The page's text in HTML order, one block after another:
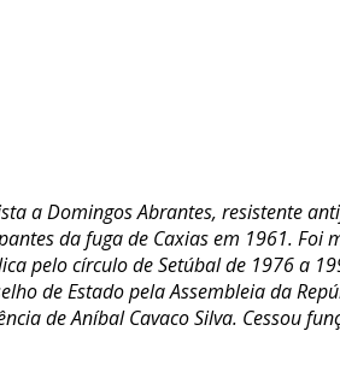
a Domingos Abrantes, resistente
da fuga de Caxias em 1961. Foi
pelo círculo de Setúbal de 1976 a
de Estado pela Assembleia da
de Aníbal Cavaco Silva. Cessou